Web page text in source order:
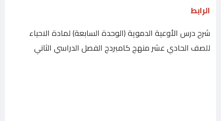
الرابط
شرح درس الأوعية الدموية (الوحدة السابعة) لمادة الاحياء
للصف الحادي عشر منهج كامبردج الفصل الدراسي الثاني